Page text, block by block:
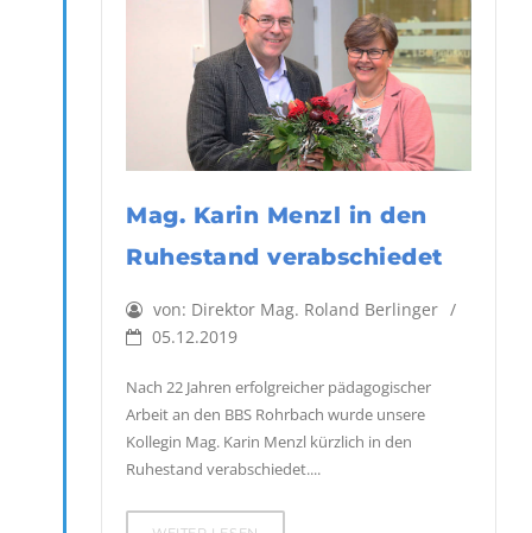
Mag. Karin Menzl in den
Ruhestand verabschiedet
von: Direktor Mag. Roland Berlinger
05.12.2019
Nach 22 Jahren erfolgreicher pädagogischer
Arbeit an den BBS Rohrbach wurde unsere
Kollegin Mag. Karin Menzl kürzlich in den
Ruhestand verabschiedet....